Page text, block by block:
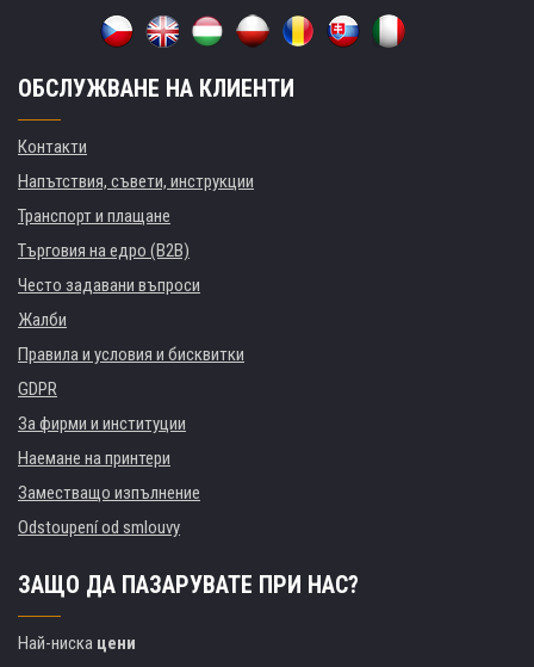
ОБСЛУЖВАНЕ НА КЛИЕНТИ
Контакти
Напътствия, съвети, инструкции
Транспорт и плащане
Търговия на едро (B2B)
Често задавани въпроси
Жалби
Правила и условия и бисквитки
GDPR
За фирми и институции
Наемане на принтери
Заместващо изпълнение
Odstoupení od smlouvy
ЗАЩО ДА ПАЗАРУВАТЕ ПРИ НАС?
Най-ниска цени